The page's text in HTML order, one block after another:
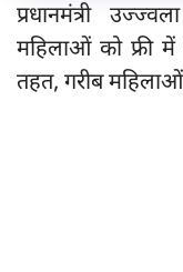
प्रधानमंत्री
महिलाओं को फ्री
तहत, गरीब